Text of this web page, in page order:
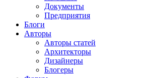
Документы
Предприятия
Блоги
Авторы
Авторы статей
Архитекторы
Дизайнеры
Блогеры